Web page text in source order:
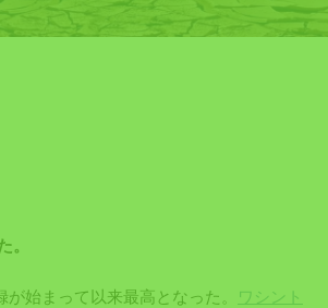
。
始まって以来最高となった。
ワシント